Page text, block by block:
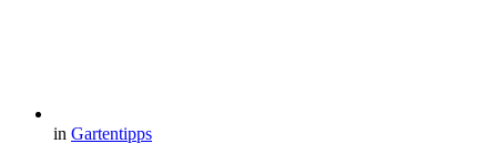
in Gartentipps